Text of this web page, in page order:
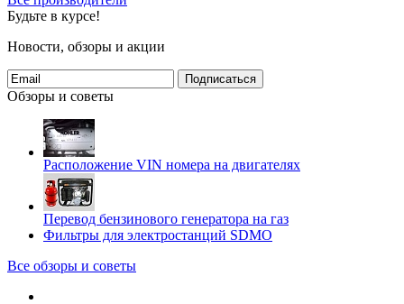
Будьте в курсе!
Новости, обзоры и акции
Подписаться
Обзоры и советы
Расположение VIN номера на двигателях
Перевод бензинового генератора на газ
Фильтры для электростанций SDMO
Все обзоры и советы